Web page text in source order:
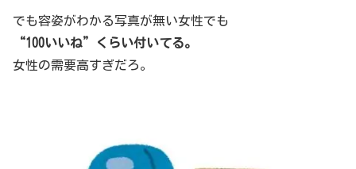
でも容姿がわかる写真が無い女性でも
“100いいね”くらい付いてる。
女性の需要高すぎだろ。